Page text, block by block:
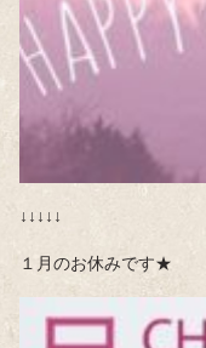
↓↓↓↓↓
１月のお休みです★